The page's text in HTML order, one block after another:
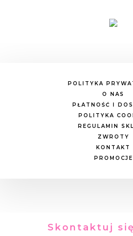
POLITYKA
O NAS
PŁATNOŚĆ I
POLITYKA
REGULAMIN
ZWROTY
KONTAKT
PROMOCJE
Skontaktuj